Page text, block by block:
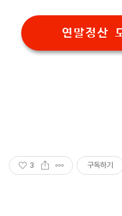
연말정산
3 구독하기